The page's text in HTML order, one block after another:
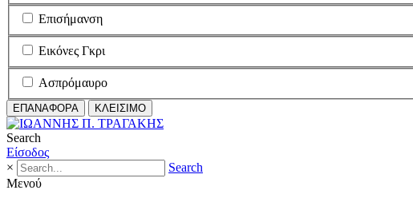
Επισήμανση
Εικόνες Γκρι
Ασπρόμαυρο
ΕΠΑΝΑΦΟΡΑ ΚΛΕΙΣΙΜΟ
Search
Είσοδος
×
Search
Μενού